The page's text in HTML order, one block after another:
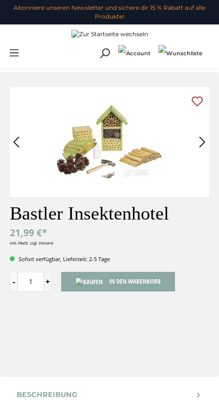
Abonniere unseren Newsletter und sichere dir 15 % Rabatt auf alle
Produkte!
Bastler Insektenhotel
21,99 €*
inkl. MwSt. zzgl. Versand
Sofort verfügbar, Lieferzeit: 2-5 Tage
IN DEN WARENKORB
BESCHREIBUNG